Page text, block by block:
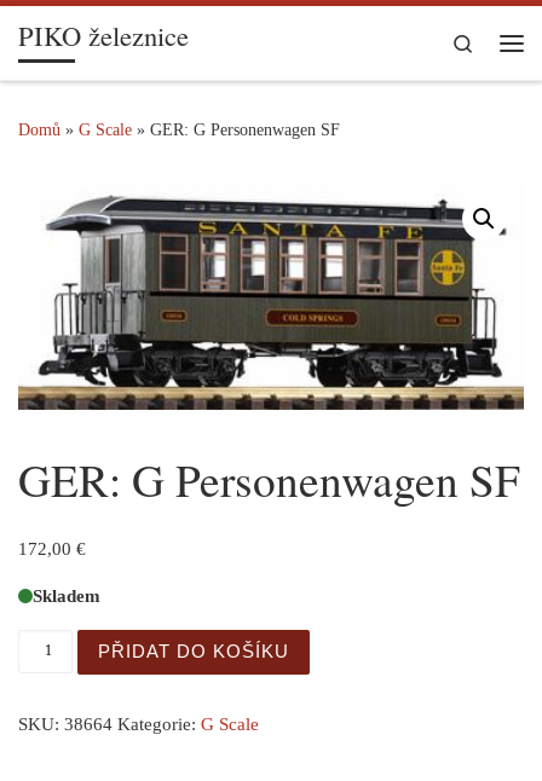
Skip to content
PIKO železnice
Search
Domů » G Scale » GER: G Personenwagen SF
GER: G Personenwagen SF
172,00 €
Skladem
GER: G Personenwagen SF množství
PŘIDAT DO KOŠÍKU
SKU: 38664 Kategorie: G Scale